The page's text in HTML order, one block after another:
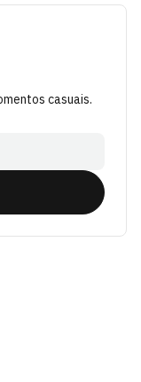
casuais.